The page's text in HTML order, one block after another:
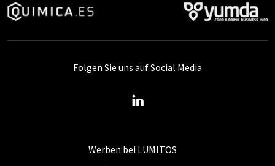
Werben bei LUMITOS
Folgen Sie uns auf Social Media